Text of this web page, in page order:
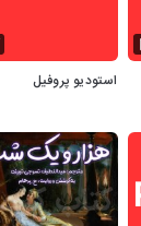
استودیو پروفیل